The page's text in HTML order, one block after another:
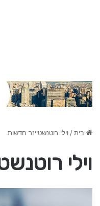
בית/וילי רוטנשטיינר חדשות
וילי